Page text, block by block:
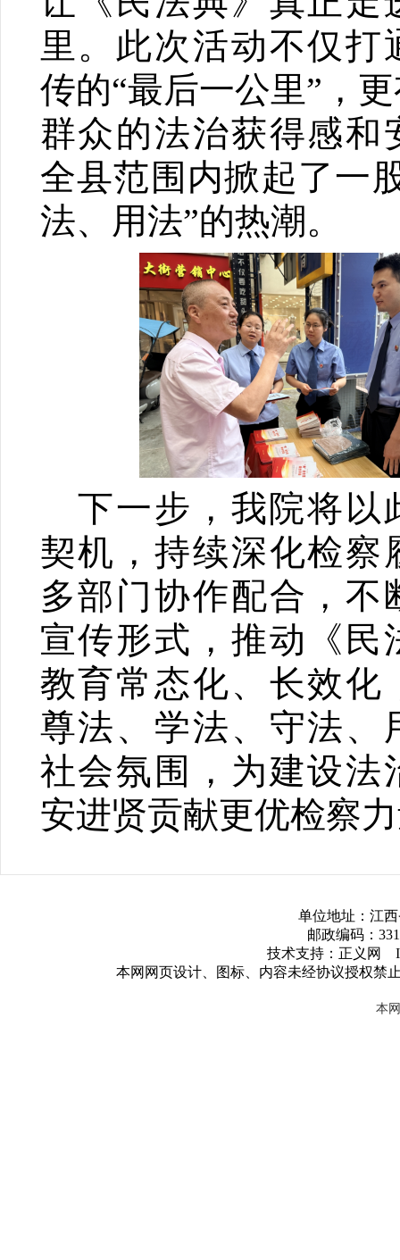
里。此次活动不仅打
传的“最后一公里”，
群众的法治获得感和
全县范围内掀起了一
法、用法”的热潮。
下一步，我院将以
契机，持续深化检察
多部门协作配合，不
宣传形式，推动《民
教育常态化、长效化
尊法、学法、守法、
社会氛围，为建设法
安进贤贡献更优检察
单位地址：江
邮政编码：
技术支持：正义网
本网网页设计、图标、内容未经协议授权禁
本